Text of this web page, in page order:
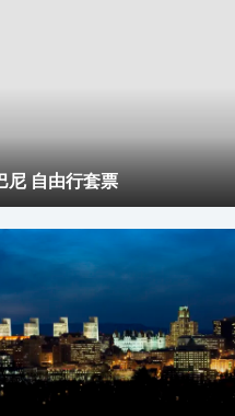
由女神像和埃利斯島緊密相連，
一次令人著迷的體驗。 博物館講
島前往美國開始新生活的故事。
。此外，數以百萬計的人士透過
館互動。
尼 自由行套票